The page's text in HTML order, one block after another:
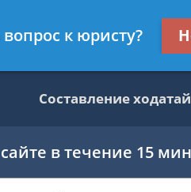
Составление
в течение 15
вопрос к юристу?